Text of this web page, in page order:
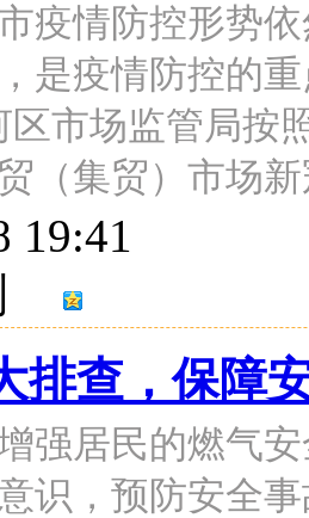
疫情防控形势
是疫情防控的
区市场监管局按
（集贸）市场
19:41
排查，保障
强居民的燃气
识，预防安全